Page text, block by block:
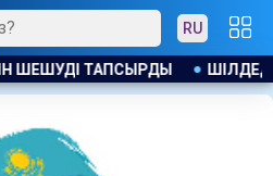
RU
104 МЫҢНАН АСТАМ БОС